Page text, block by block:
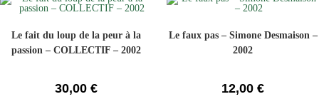
Le fait du loup de la peur à la
passion – COLLECTIF – 2002
30,00 €
Le faux pas – Simone Desmaison –
2002
12,00 €